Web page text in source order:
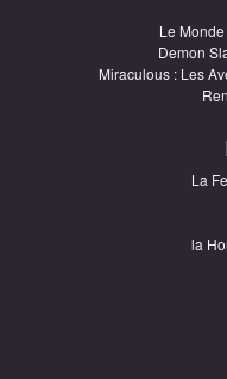
Le
Demon
Miraculous : Les
La
la